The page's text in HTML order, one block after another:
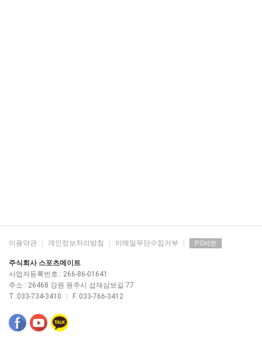
이용약관 개인정보처리방침 이메일무단수집거부 PC버전
주식회사 스포츠메이트
사업자등록번호 : 266-86-01641
주소 : 26468 강원 원주시 섭재삼보길 77
T. 033-734-3410
F. 033-766-3412